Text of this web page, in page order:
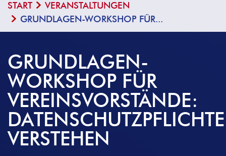
START
VERANSTALTUNGEN
GRUNDLAGEN-WORKSHOP FÜR...
GRUNDLAGEN-
WORKSHOP FÜR
VEREINSVORSTÄNDE:
VERSTEHEN